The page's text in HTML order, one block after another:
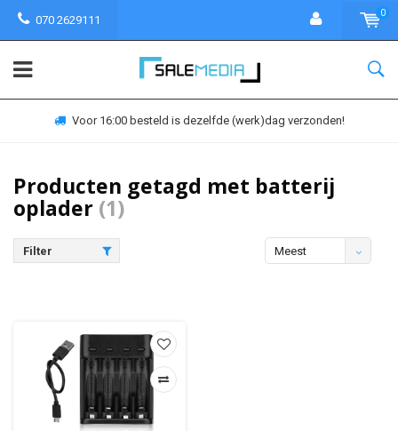
070 2629111
0
Voor 16:00 besteld is dezelfde (werk)dag verzonden!
Producten getagd met batterij
oplader (1)
Filter
Meest